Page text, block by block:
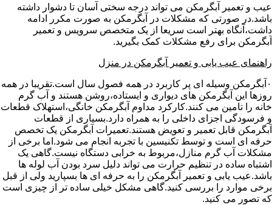
عیب و تعمیر آبگرمکن می تواند درجه سختی آسان تا دشوار داشته
باشد.در صورتی که مشکلات در آبگرمکن به صورت مکرر ادامه
داشت،آنگاه بهتر است سریعا از یک متخصص سرویس و تعمیر
آبگرمکن برای رفع مشکلات کمک بگیرید.
راهنمای عیب یابی و تعمیر آبگرمکن در منزل
۰آبگرمکن وسیله ای پر کاربرد در همه فصول سال است.تقریبا در همه
روزها این آبگرمکن های دیواری و ایستاده،روشن هستند و آب گرم
خانه را تامین می کنند.کارکرد مداوم آبگرمکن خانگی،استهلاک قطعات
و فرسودگی اجزای داخلی را به همراه دارد.بسیاری از قطعات
آبگرمکن قابل تعمیر و تعویض هستند.تعمیرات آبگرمکن یک تخصص
حرفه ای است و توسط تکنیسین با تجربه انجام می شود.اما برخی از
مشکلات آب گرم منازل،مربوط به خرابی دستگاه نیست.گاهی یک
اشتباه ساده در تنظیم حرارت می تواند دلیل سرد بودن آب لوله ها
باشد.عیب یابی و تعمیر آبگرمکن را به حرفه ای ها بسپارید ولی از قبل
برخی موارد را بررسی کنید.گاهی مشکل خیلی ساده تر از چیزی است
که تصور می کنید.